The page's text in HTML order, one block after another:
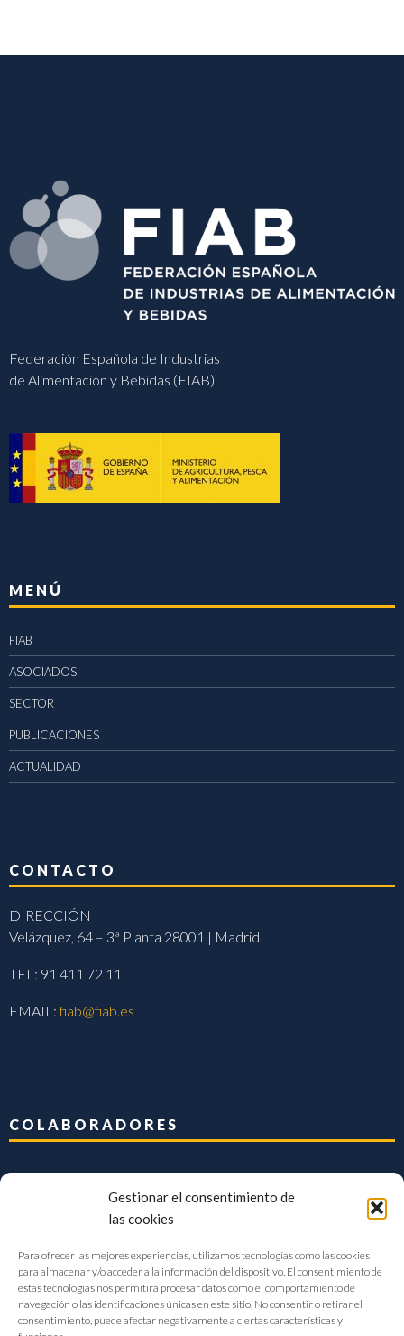
Gestionar el consentimiento de
las cookies
Para ofrecer las mejores experiencias, utilizamos tecnologías como las cookies
para almacenar y/o acceder a la información del dispositivo. El consentimiento de
estas tecnologías nos permitirá procesar datos como el comportamiento de
navegación o las identificaciones únicas en este sitio. No consentir o retirar el
consentimiento, puede afectar negativamente a ciertas características y
Federación Española de Industrias
de Alimentación y Bebidas (FIAB)
MENÚ
FIAB
ASOCIADOS
SECTOR
PUBLICACIONES
ACTUALIDAD
CONTACTO
DIRECCIÓN
Velázquez, 64 – 3ª Planta 28001 | Madrid
TEL: 91 411 72 11
EMAIL:fiab@fiab.es
COLABORADORES